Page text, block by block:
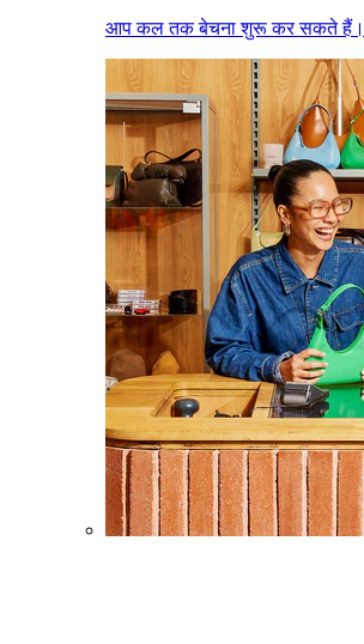
आप कल तक बेचना शुरू कर सकते हैं।